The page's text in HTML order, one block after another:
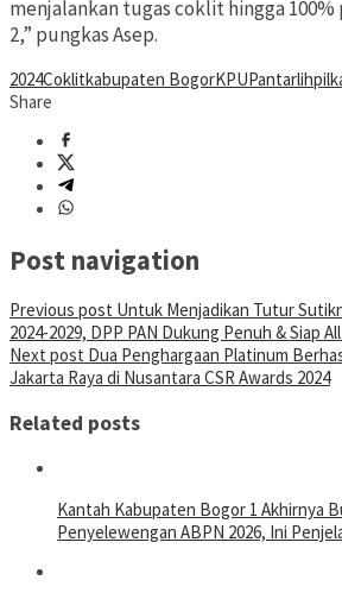
menjalankan tugas coklit hingga 100%
2,” pungkas Asep.
2024Coklitkabupaten BogorKPUPantarlih
Share
Post navigation
Previous post Untuk Menjadikan Tutur
2024-2029, DPP PAN Dukung Penuh & Siap
Next post Dua Penghargaan Platinum
Jakarta Raya di Nusantara CSR Awards 2024
Related posts
Kantah Kabupaten Bogor 1 Akhirnya
Penyelewengan ABPN 2026, Ini